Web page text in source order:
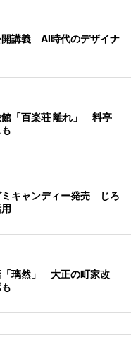
開講義 AI時代のデザイナ
館「百楽荘 離れ」 料亭
ミキャンディー発売 じろ
「璃然」 大正の町家改